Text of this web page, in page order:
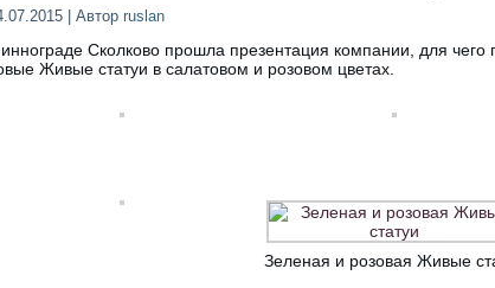
| Автор ruslan
Сколково прошла презентация компании, для чего
Живые статуи в салатовом и розовом цветах.
Зеленая и розовая Живые